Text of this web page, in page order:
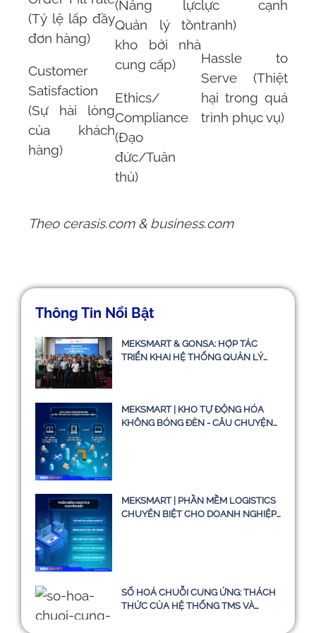
(Tỷ lệ lấp đầy
đơn hàng)
Customer
Satisfaction
(Sự hài lòng
của khách
hàng)
(Năng lực
Quản lý tồn
kho bởi nhà
cung cấp)
Ethics/
Compliance
(Đạo
đức/Tuân
thủ)
lực cạnh
tranh)
Hassle to
Serve (Thiệt
hại trong quá
trình phục vụ)
Theo cerasis.com & business.com
Thông Tin Nổi Bật
MEKSMART & GONSA: HỢP TÁC
TRIỂN KHAI HỆ THỐNG QUẢN LÝ
MEKSMART | KHO TỰ ĐỘNG HÓA
KHÔNG BÓNG ĐÈN - CÂU CHUYỆN
MEKSMART | PHẦN MỀM LOGISTICS
CHUYÊN BIỆT CHO DOANH NGHIỆP
SỐ HOÁ CHUỖI CUNG ỨNG: THÁCH
THỨC CỦA HỆ THỐNG TMS VÀ